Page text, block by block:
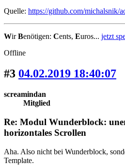
Quelle: https://github.com/michalsnik/
WirBenötigen: Cents, Euros... jetzt
Offline
#3 04.02.2019 18:40:07
screamindan
Mitglied
Re: Modul Wunderblock:
horizontales Scrollen
Aha. Also nicht bei Wunderblock,
Template.